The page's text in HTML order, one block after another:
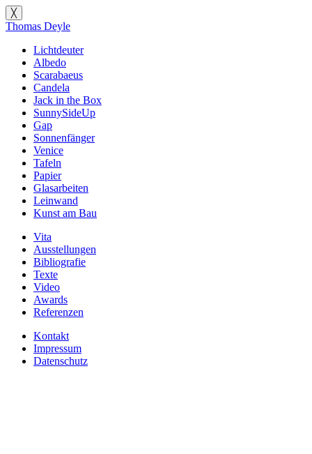
╳
Thomas Deyle
Lichtdeuter
Albedo
Scarabaeus
Candela
Jack in the Box
SunnySideUp
Gap
Sonnenfänger
Venice
Tafeln
Papier
Glasarbeiten
Leinwand
Kunst am Bau
Vita
Ausstellungen
Bibliografie
Texte
Video
Awards
Referenzen
Kontakt
Impressum
Datenschutz